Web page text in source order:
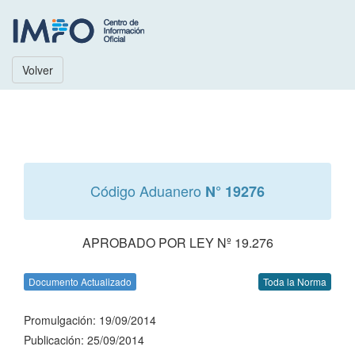
Volver
Código Aduanero N° 19276
APROBADO POR LEY Nº 19.276
Documento Actualizado Toda la Norma
Promulgación: 19/09/2014
Publicación: 25/09/2014